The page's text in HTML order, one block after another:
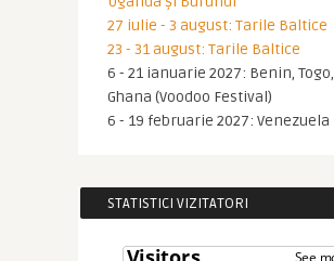
27 iulie - 3 august: Tarile Baltice
23 - 31 august: Tarile Baltice
6 - 21 ianuarie 2027: Benin, Togo,
Ghana (Voodoo Festival)
6 - 19 februarie 2027: Venezuela
STATISTICI VIZITATORI